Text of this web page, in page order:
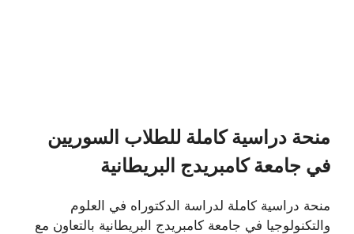
منحة دراسية كاملة للطلاب السوريين
في جامعة كامبريدج البريطانية
منحة دراسية كاملة لدراسة الدكتوراه في العلوم
والتكنولوجيا في جامعة كامبريدج البريطانية بالتعاون مع